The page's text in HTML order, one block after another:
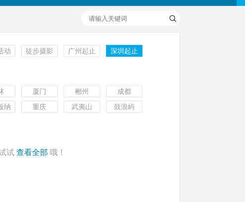
动 徒步摄影 广州起止
深圳起止
厦门 郴州
成都
纳 重庆 武夷山 鼓浪屿
试 查看全部 哦！